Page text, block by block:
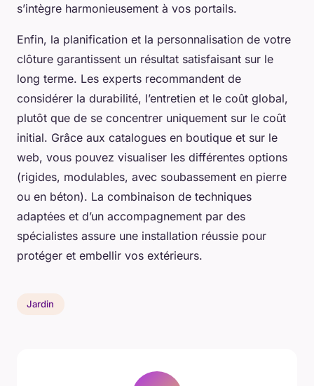
s’intègre harmonieusement à vos portails.
Enfin, la planification et la personnalisation de votre
clôture garantissent un résultat satisfaisant sur le
long terme. Les experts recommandent de
considérer la durabilité, l’entretien et le coût global,
plutôt que de se concentrer uniquement sur le coût
initial. Grâce aux catalogues en boutique et sur le
web, vous pouvez visualiser les différentes options
(rigides, modulables, avec soubassement en pierre
ou en béton). La combinaison de techniques
adaptées et d’un accompagnement par des
spécialistes assure une installation réussie pour
protéger et embellir vos extérieurs.
Jardin